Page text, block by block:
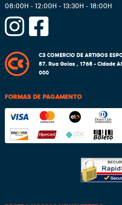
08:00H - 12:00H - 13:30H - 18:00H
C3 COMERCIO DE ARTIGOS
57.Rua Goias , 1765-Cidade
000
FORMAS DE PAGAMENTO